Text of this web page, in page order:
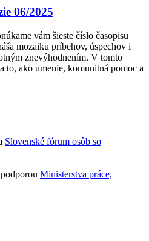
06/2025
vám šieste číslo časopisu
mozaiku príbehov, úspechov i
znevýhodnením. V tomto
to, ako umenie, komunitná pomoc a
Slovenské fórum osôb so
Ministerstva práce,